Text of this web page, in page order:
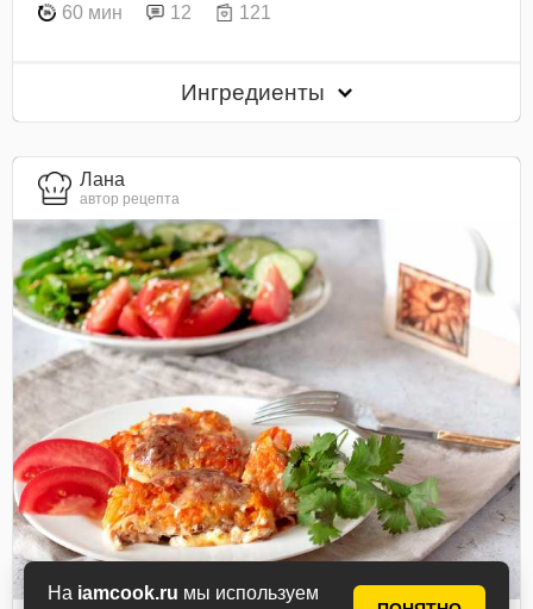
На iamcook.ru мы используем
60 мин 12 121
Ингредиенты
Лана
автор рецепта